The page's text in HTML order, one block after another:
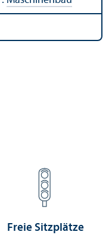
Freie Sitzplätze